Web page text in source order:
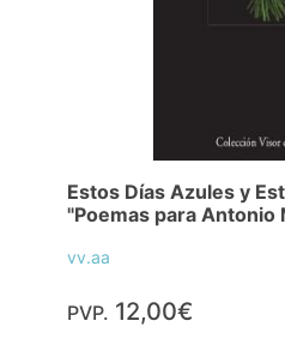
Estos Días Azules y
"Poemas para Antonio
vv.aa
PVP. 12,00€